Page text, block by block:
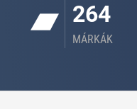
264
MÁRKÁK